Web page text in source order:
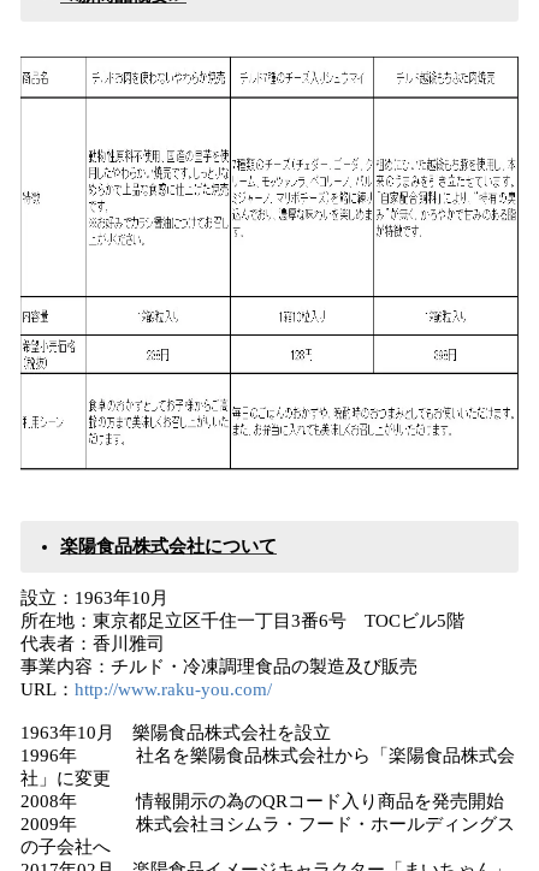
楽陽食品株式会社について
設立：1963年10月
所在地：東京都足立区千住一丁目3番6号 TOCビル5階
代表者：香川雅司
事業内容：チルド・冷凍調理食品の製造及び販売
URL： http://www.raku-you.com/
1963年10月 樂陽食品株式会社を設立
1996年 社名を樂陽食品株式会社から「楽陽食品株式会
社」に変更
2008年 情報開示の為のQRコード入り商品を発売開始
2009年 株式会社ヨシムラ・フード・ホールディングス
の子会社へ